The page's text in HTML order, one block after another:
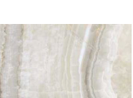
Add to
wishlist